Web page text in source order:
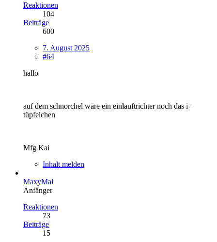
Reaktionen
104
Beiträge
600
7. August 2025
#64
hallo
auf dem schnorchel wäre ein einlauftrichter noch das i-
tüpfelchen
Mfg Kai
Inhalt melden
MaxyMal
Anfänger
Reaktionen
73
Beiträge
15